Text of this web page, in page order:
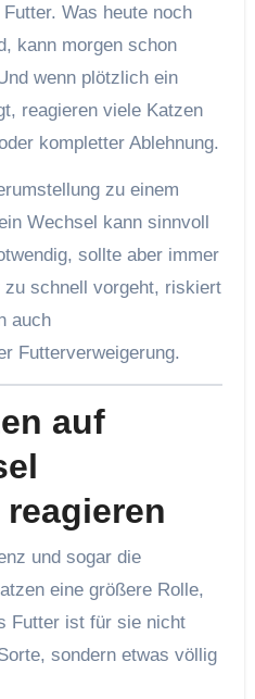
Was heute noch
kann morgen schon
wenn plötzlich ein
reagieren viele Katzen
kompletter Ablehnung.
zu einem
Wechsel kann sinnvoll
sollte aber immer
schnell vorgeht, riskiert
auch
Futterverweigerung.
auf
und sogar die
eine größere Rolle,
Futter ist für sie nicht
sondern etwas völlig